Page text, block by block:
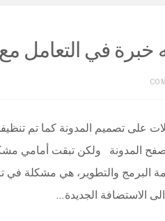
في التعامل مع
على تصميم المدونة كما تم
المدونة ولكن تبقت أمامي
البرمج والتطوير، هي مشكلة في
الاستضافة الجديدة…